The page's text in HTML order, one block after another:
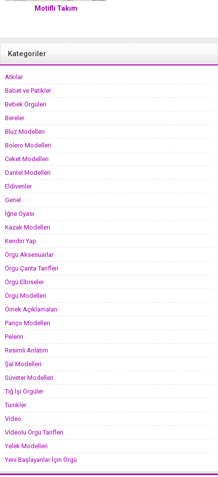
Motifli Takım
Kategoriler
Atkılar
Babet ve Patikler
Bebek Örgüleri
Bereler
Bluz Modelleri
Bolero Modelleri
Ceket Modelleri
Dantel Modelleri
Eldivenler
Genel
İğne Oyası
Kazak Modelleri
Kendin Yap
Örgü Aksesuarlar
Örgü Çanta Tarifleri
Örgü Elbiseler
Örgü Modelleri
Örnek Açıklamaları
Panço Modelleri
Pelerin
Resimli Anlatım
Şal Modelleri
Süveter Modelleri
Tığ İşi Örgüler
Tunikler
Video
Videolu Örgü Tarifleri
Yelek Modelleri
Yeni Başlayanlar İçin Örgü